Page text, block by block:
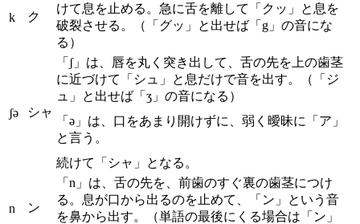
k ク
けて息を止める。急に舌を離して「クッ」と息を
破裂させる。（「グッ」と出せば「g」の音にな
る）
ʃə シャ
「ʃ」は、唇を丸く突き出して、舌の先を上の歯茎
に近づけて「シュ」と息だけで音を出す。（「ジ
ュ」と出せば「ʒ」の音になる）
「ə」は、口をあまり開けずに、弱く曖昧に「ア」
と言う。
続けて「シャ」となる。
n ン
「n」は、舌の先を、前歯のすぐ裏の歯茎につけ
る。息が口から出るのを止めて、「ン」という音
を鼻から出す。（単語の最後にくる場合は「ン」